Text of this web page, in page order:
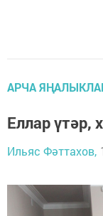
АРЧА
Еллар үтәр,
Ильяс Фәттахов,